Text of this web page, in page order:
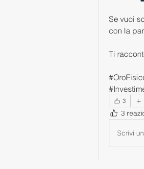
Se vuoi
con la
Ti
3
3
Scrivi